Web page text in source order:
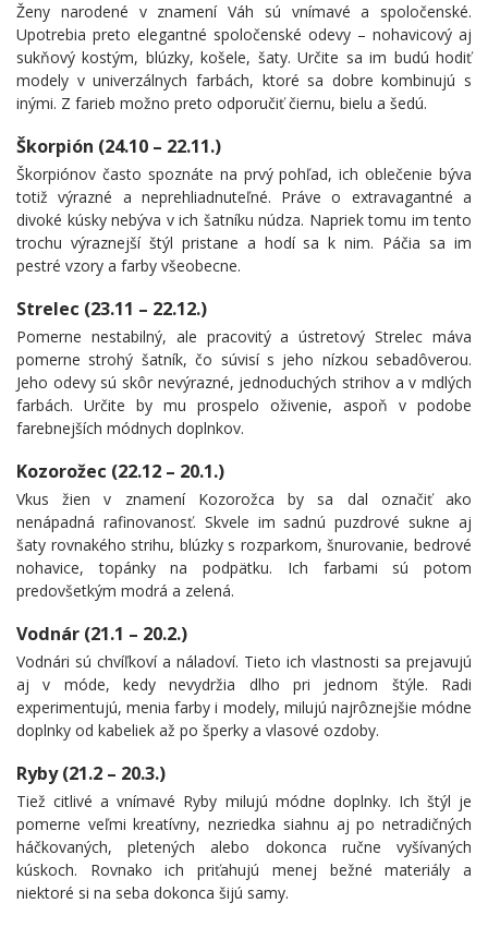
Ženy narodené v znamení Váh sú vnímavé a spoločenské.
Upotrebia preto elegantné spoločenské odevy – nohavicový aj
sukňový kostým, blúzky, košele, šaty. Určite sa im budú hodiť
modely v univerzálnych farbách, ktoré sa dobre kombinujú s
inými. Z farieb možno preto odporučiť čiernu, bielu a šedú.
Škorpión (24.10 – 22.11.)
Škorpiónov často spoznáte na prvý pohľad, ich oblečenie býva
totiž výrazné a neprehliadnuteľné. Práve o extravagantné a
divoké kúsky nebýva v ich šatníku núdza. Napriek tomu im tento
trochu výraznejší štýl pristane a hodí sa k nim. Páčia sa im
pestré vzory a farby všeobecne.
Strelec (23.11 – 22.12.)
Pomerne nestabilný, ale pracovitý a ústretový Strelec máva
pomerne strohý šatník, čo súvisí s jeho nízkou sebadôverou.
Jeho odevy sú skôr nevýrazné, jednoduchých strihov a v mdlých
farbách. Určite by mu prospelo oživenie, aspoň v podobe
farebnejších módnych doplnkov.
Kozorožec (22.12 – 20.1.)
Vkus žien v znamení Kozorožca by sa dal označiť ako
nenápadná rafinovanosť. Skvele im sadnú puzdrové sukne aj
šaty rovnakého strihu, blúzky s rozparkom, šnurovanie, bedrové
nohavice, topánky na podpätku. Ich farbami sú potom
predovšetkým modrá a zelená.
Vodnár (21.1 – 20.2.)
Vodnári sú chvíľkoví a náladoví. Tieto ich vlastnosti sa prejavujú
aj v móde, kedy nevydržia dlho pri jednom štýle. Radi
experimentujú, menia farby i modely, milujú najrôznejšie módne
doplnky od kabeliek až po šperky a vlasové ozdoby.
Ryby (21.2 – 20.3.)
Tiež citlivé a vnímavé Ryby milujú módne doplnky. Ich štýl je
pomerne veľmi kreatívny, nezriedka siahnu aj po netradičných
háčkovaných, pletených alebo dokonca ručne vyšívaných
kúskoch. Rovnako ich priťahujú menej bežné materiály a
niektoré si na seba dokonca šijú samy.